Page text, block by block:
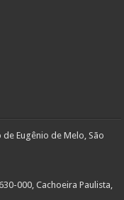
Eugênio de Melo, São
000, Cachoeira Paulista,